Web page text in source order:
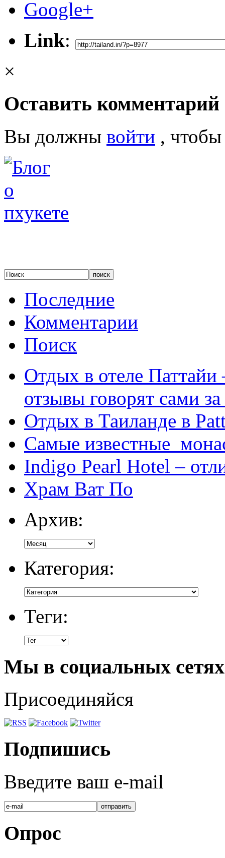
Google+
Link:
×
Оставить комментарий
Вы должны войти ,
Последние
Комментарии
Поиск
Отдых в отеле
отзывы говорят сами за
Отдых в Таиланде в
Самые известные
Indigo Pearl Hotel –
Храм Ват По
Архив:
Категория:
Теги:
Мы в социальных сетях
Присоединяйся
Подпишись
Введите ваш e-mail
Опрос